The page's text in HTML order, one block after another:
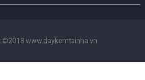
©2018 www.daykemtainha.vn